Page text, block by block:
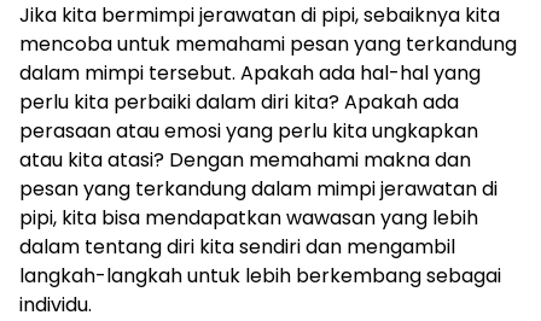
Jika kita bermimpi jerawatan di pipi, sebaiknya kita
mencoba untuk memahami pesan yang terkandung
dalam mimpi tersebut. Apakah ada hal-hal yang
perlu kita perbaiki dalam diri kita? Apakah ada
perasaan atau emosi yang perlu kita ungkapkan
atau kita atasi? Dengan memahami makna dan
pesan yang terkandung dalam mimpi jerawatan di
pipi, kita bisa mendapatkan wawasan yang lebih
dalam tentang diri kita sendiri dan mengambil
langkah-langkah untuk lebih berkembang sebagai
individu.